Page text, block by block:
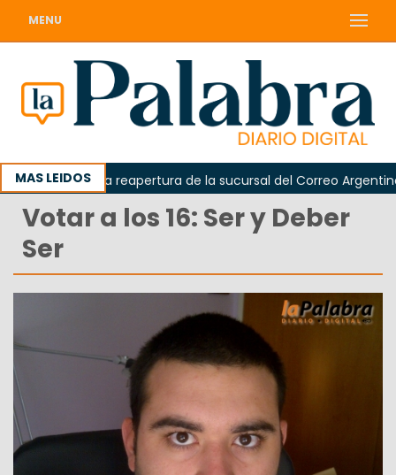
MENU
MAS LEIDOSla reapertura de la sucursal del Correo Argentino en
Votar a los 16: Ser y Deber
Ser